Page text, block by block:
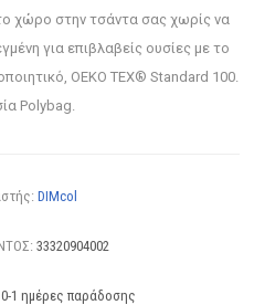
χώρο στην τσάντα σας χωρίς να
για επιβλαβείς ουσίες με το
OEKO TEX® Standard 100.
Polybag.
DIMcol
33320904002
0-1 ημέρες παράδοσης